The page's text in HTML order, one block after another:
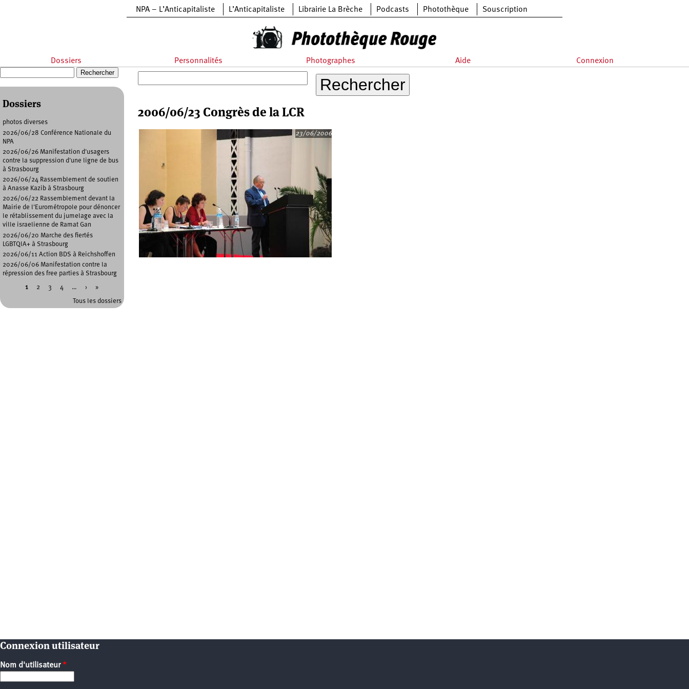
NPA – L’Anticapitaliste L’Anticapitaliste Librairie La Brèche Podcasts Photothèque Souscription
Dossiers Personnalités Photographes Aide Connexion
2006/06/23 Congrès de la LCR
23/06/2006
Formulaire de recherche
Dossiers
photos diverses
2026/06/28 Conférence Nationale du
NPA
2026/06/26 Manifestation d'usagers
contre la suppression d'une ligne de bus
à Strasbourg
2026/06/24 Rassemblement de soutien
à Anasse Kazib à Strasbourg
2026/06/22 Rassemblement devant la
Mairie de l'Eurométropole pour dénoncer
le rétablissement du jumelage avec la
ville israelienne de Ramat Gan
2026/06/20 Marche des fiertés
LGBTQIA+ à Strasbourg
2026/06/11 Action BDS à Reichshoffen
2026/06/06 Manifestation contre la
répression des free parties à Strasbourg
1 2 3 4 … › »
Tous les dossiers
Connexion utilisateur
Nom d'utilisateur*